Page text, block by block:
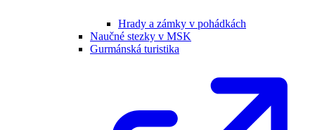
Hrady a zámky v pohádkách
Naučné stezky v MSK
Gurmánská turistika